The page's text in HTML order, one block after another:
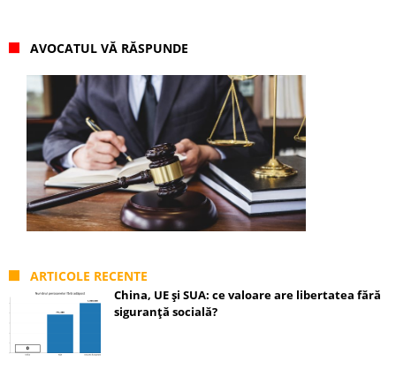
AVOCATUL VĂ RĂSPUNDE
ARTICOLE RECENTE
China, UE și SUA: ce valoare are libertatea fără
siguranță socială?